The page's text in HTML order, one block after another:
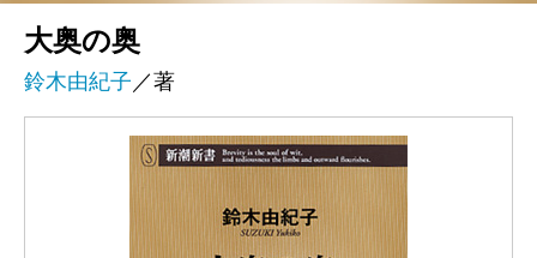
大奥の奥
鈴木由紀子 ／著